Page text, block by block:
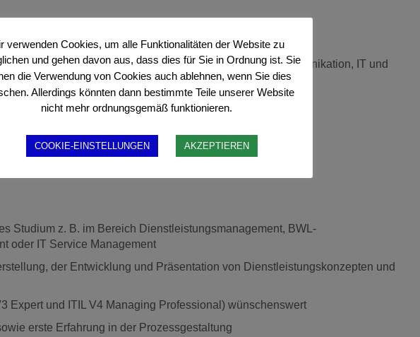
Dienstleistungen in den Bereichen Telekommunikation, IT und
Lieferantengesprächen
der Angebotspräsentation
des Unternehmens
Studium z. B. im Bereich Dienstleistungsmanagement, BWL-
oder IT Service Management
der Entwicklung und Präsentation von Dienstleistungskonzepten und
Expert und ITIL V4 Managing Professional) wünschenswert
erste Erfahrung in der Prozessgestaltung
verwenden Cookies, um alle Funktionalitäten der Website zu
und gehen davon aus, dass dies für Sie in Ordnung ist. Sie
die Verwendung von Cookies auch ablehnen, wenn Sie dies
Allerdings könnten dann bestimmte Teile unserer Website
nicht mehr ordnungsgemäß funktionieren.
COOKIE-EINSTELLUNGEN AKZEPTIEREN